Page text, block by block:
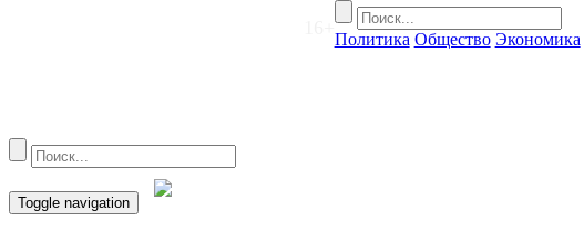
Политика Общество Экономика
Toggle navigation